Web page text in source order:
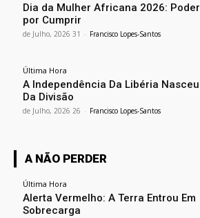
Dia da Mulher Africana 2026: Poder
por Cumprir
Francisco Lopes-Santos
-
31 de Julho, 2026
Última Hora
A Independência Da Libéria Nasceu
Da Divisão
Francisco Lopes-Santos
-
26 de Julho, 2026
A NÃO PERDER
Última Hora
Alerta Vermelho: A Terra Entrou Em
Sobrecarga